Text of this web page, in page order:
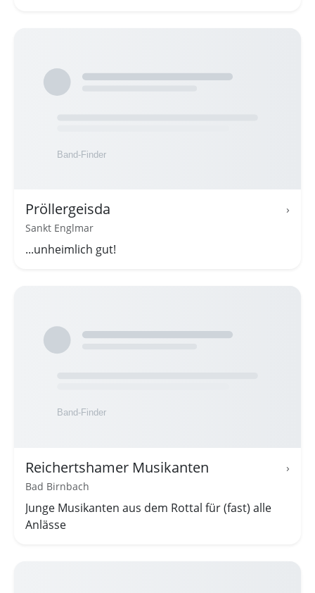
Pröllergeisda ›
Sankt Englmar
...unheimlich gut!
Reichertshamer Musikanten ›
Bad Birnbach
Junge Musikanten aus dem Rottal für (fast) alle
Anlässe